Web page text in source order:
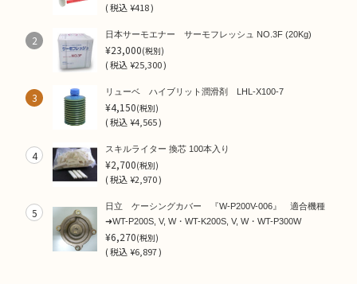
(税込¥418 )
2 日本サーモエナー サーモフレッシュ NO.3F (20Kg)
¥23,000(税別)
(税込¥25,300 )
3 リューベ ハイブリット潤滑剤 LHL-X100-7
¥4,150(税別)
(税込¥4,565 )
4 スキルライター 換芯 100本入り
¥2,700(税別)
(税込¥2,970 )
5
日立 ケーシングカバー 『W-P200V-006』 適合機種
➜WT-P200S, V, W・WT-K200S, V, W・WT-P300W
¥6,270(税別)
(税込¥6,897 )